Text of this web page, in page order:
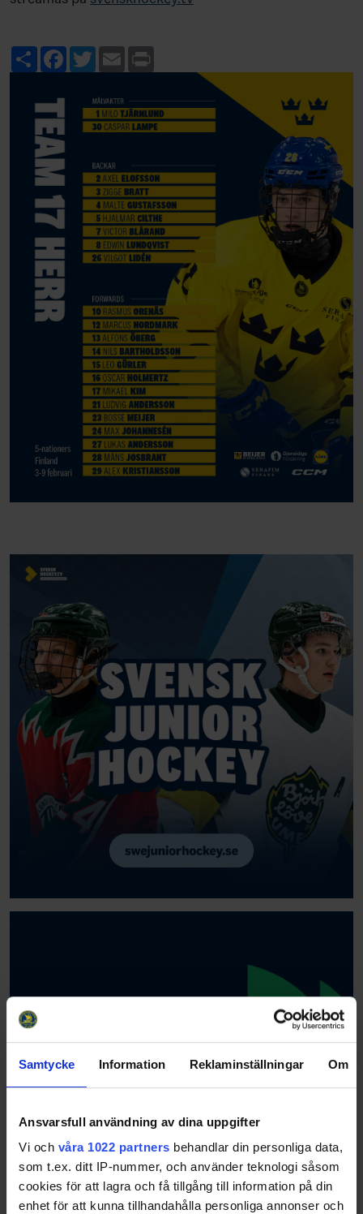
Samtycke Information Reklaminställningar Om
Ansvarsfull användning av dina uppgifter
Vi och våra 1022 partners behandlar din personliga data,
som t.ex. ditt IP-nummer, och använder teknologi såsom
cookies för att lagra och få tillgång till information på din
enhet för att kunna tillhandahålla personliga annonser och
ShareFacebook
TwitterEmail